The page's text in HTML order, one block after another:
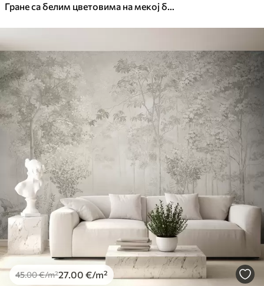
Гране са белим цветовима на мекој беж позадини
45.00€/m²27.00 €/m²